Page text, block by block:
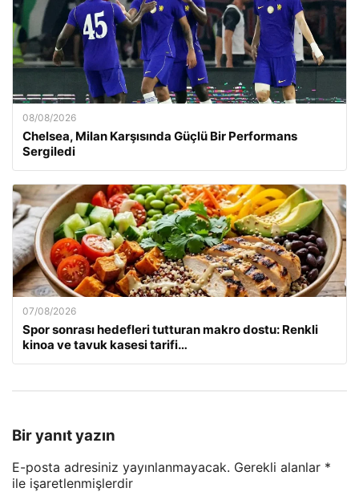
08/08/2026
Chelsea, Milan Karşısında Güçlü Bir Performans
Sergiledi
07/08/2026
Spor sonrası hedefleri tutturan makro dostu: Renkli
kinoa ve tavuk kasesi tarifi…
Bir yanıt yazın
E-posta adresiniz yayınlanmayacak. Gerekli alanlar *
ile işaretlenmişlerdir